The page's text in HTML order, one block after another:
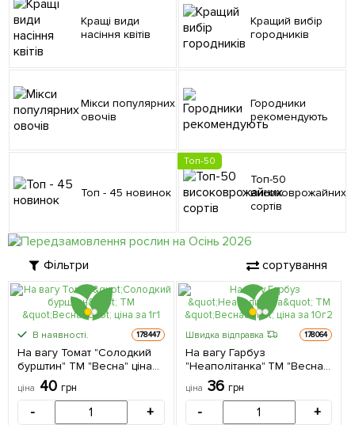
Кращі види
насіння квітів
Кращий вибір
городників
Мікси популярних
овочів
Городники
рекомендують
Топ - 45 новинок
Топ-50
Топ-50
високоврожайних
сортів
Фільтри сортування
В наявності. 178447
На вагу Томат "Солодкий
бурштин" ТМ "Весна" ціна
ціна 40 грн
- +
Швидка відправка 178064
На вагу Гарбуз
"Неаполітанка" ТМ "Весна"
ціна за 10г
ціна 36 грн
- +